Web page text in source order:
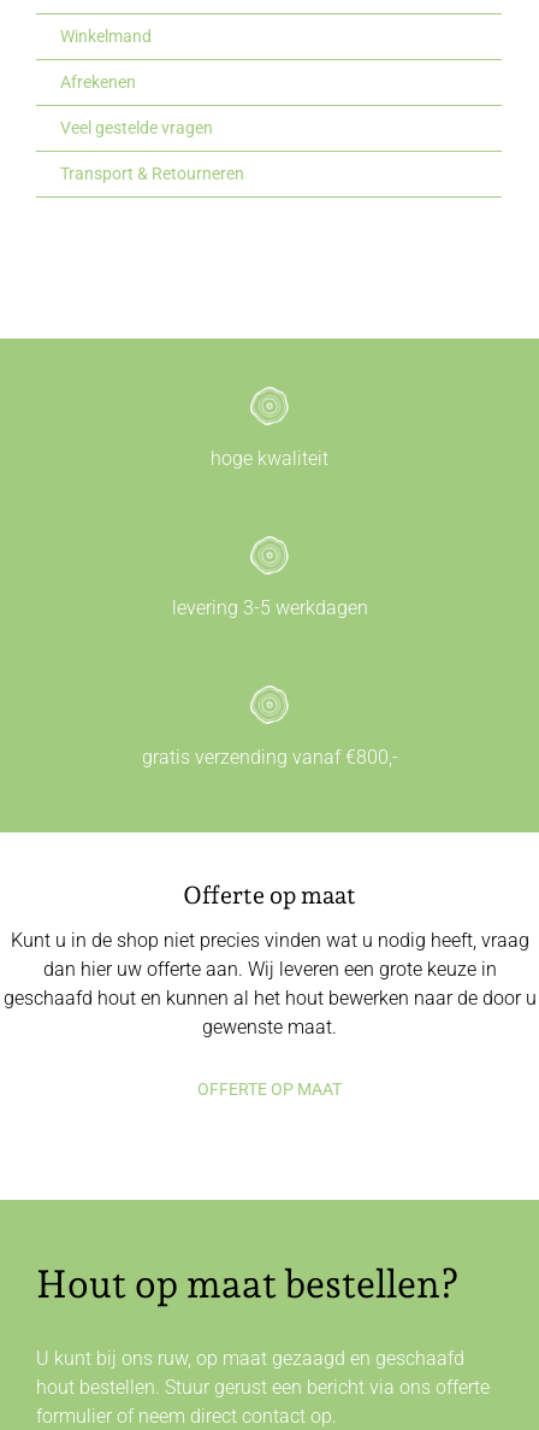
Winkelmand
Afrekenen
Veel gestelde vragen
Transport & Retourneren
hoge kwaliteit
levering 3-5 werkdagen
gratis verzending vanaf €800,-
Offerte op maat
Kunt u in de shop niet precies vinden wat u nodig heeft, vraag
dan hier uw offerte aan. Wij leveren een grote keuze in
geschaafd hout en kunnen al het hout bewerken naar de door u
gewenste maat.
OFFERTE OP MAAT
Hout op maat bestellen?
U kunt bij ons ruw, op maat gezaagd en geschaafd
hout bestellen. Stuur gerust een bericht via ons offerte
formulier of neem direct contactop.